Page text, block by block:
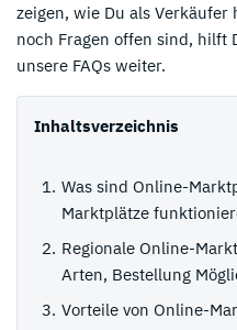
zeigen, wie Du als
noch Fragen offen sind, hilft
unsere FAQs weiter.
Inhaltsverzeichnis
Was sind Online-
Marktplätze
Regionale Online-
Arten, Bestellung
Vorteile von Online-